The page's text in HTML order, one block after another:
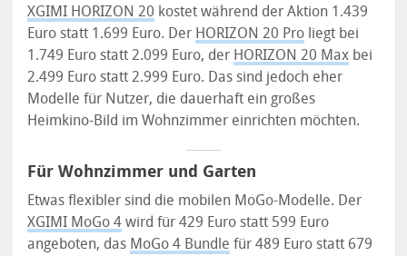
XGIMI HORIZON 20 kostet während der Aktion 1.439
Euro statt 1.699 Euro. Der HORIZON 20 Pro liegt bei
1.749 Euro statt 2.099 Euro, der HORIZON 20 Max bei
2.499 Euro statt 2.999 Euro. Das sind jedoch eher
Modelle für Nutzer, die dauerhaft ein großes
Heimkino-Bild im Wohnzimmer einrichten möchten.
Für Wohnzimmer und Garten
Etwas flexibler sind die mobilen MoGo-Modelle. Der
XGIMI MoGo 4 wird für 429 Euro statt 599 Euro
angeboten, das MoGo 4 Bundle für 489 Euro statt 679